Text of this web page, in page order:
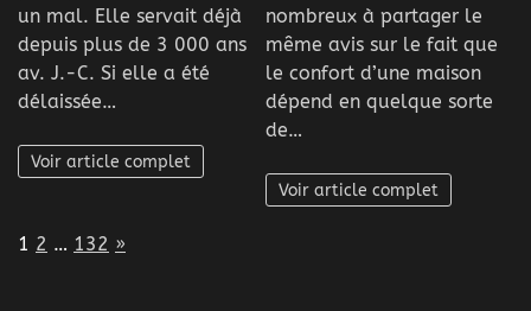
un mal. Elle servait déjà
depuis plus de 3 000 ans
av. J.-C. Si elle a été
délaissée…
Voir article complet
nombreux à partager le
même avis sur le fait que
le confort d’une maison
dépend en quelque sorte
de…
Voir article complet
Page:
1 2 … 132 Next
»